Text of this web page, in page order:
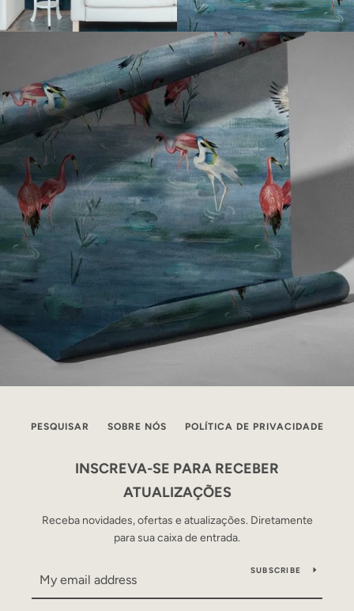
PESQUISAR SOBRE NÓS POLÍTICA DE PRIVACIDADE
INSCREVA-SE PARA RECEBER
ATUALIZAÇÕES
Receba novidades, ofertas e atualizações. Diretamente
para sua caixa de entrada.
SUBSCRIBE